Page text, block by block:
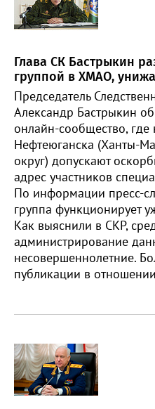
Глава СК Бастрыкин
группой в ХМАО,
Председатель
Александр Бастрыкин
онлайн-сообщество,
Нефтеюганска (Ханты-
округ) допускают
адрес участников
По информации пресс-
группа функционирует
Как выяснили в СКР,
администрирование
несовершеннолетние.
публикации в